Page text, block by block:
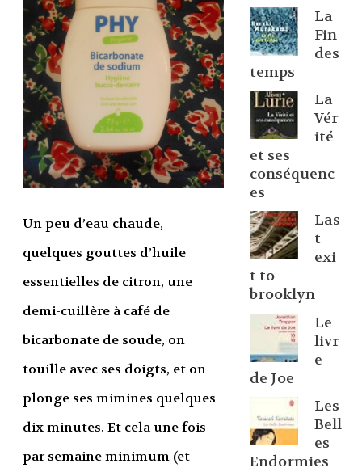
Un peu d’eau chaude,
quelques gouttes d’huile
essentielles de citron, une
demi-cuillère à café de
bicarbonate de soude, on
touille avec ses doigts, et on
plonge ses mimines quelques
dix minutes. Et cela une fois
par semaine minimum (et
La
Fin
des
temps
La
Vér
ité
et ses
conséquenc
es
Las
t
exi
t to
brooklyn
Le
livr
e
de Joe
Les
Bell
es
Endormies